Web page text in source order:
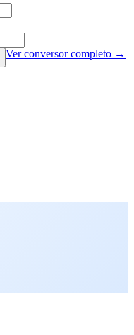
Ver conversor completo →